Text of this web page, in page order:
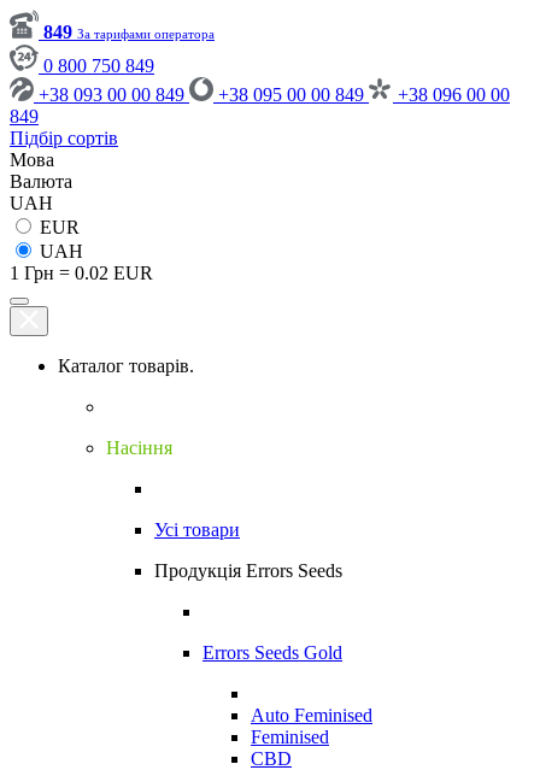
849 За тарифами оператора
0 800 750 849
+38 093 00 00 849
+38 095 00 00 849
+38 096 00 00
849
Підбір сортів
Мова
Валюта
UAH
EUR
UAH
1 Грн = 0.02 EUR
Каталог товарів.
Насіння
Усі товари
Продукція Errors Seeds
Errors Seeds Gold
Auto Feminised
Feminised
CBD